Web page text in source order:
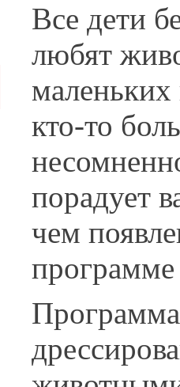
Все дети
любят
кто-то
порадует
чем
программе